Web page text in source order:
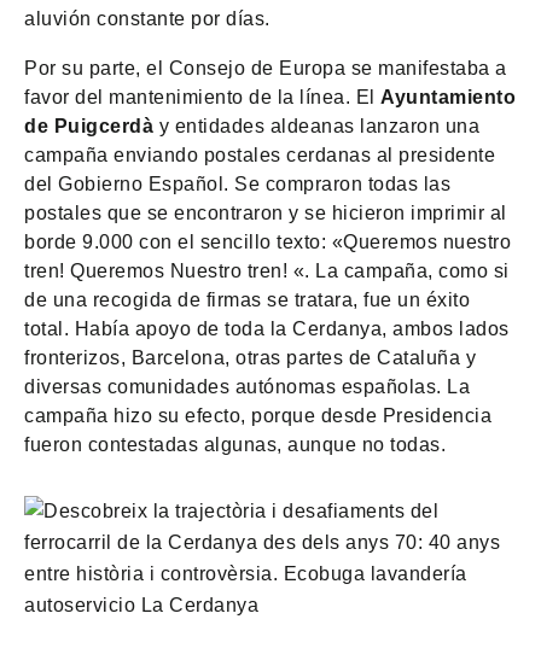
aluvión constante por días.
Por su parte, el Consejo de Europa se manifestaba a
favor del mantenimiento de la línea. El Ayuntamiento
de Puigcerdà y entidades aldeanas lanzaron una
campaña enviando postales cerdanas al presidente
del Gobierno Español. Se compraron todas las
postales que se encontraron y se hicieron imprimir al
borde 9.000 con el sencillo texto: «Queremos nuestro
tren! Queremos Nuestro tren! «. La campaña, como si
de una recogida de firmas se tratara, fue un éxito
total. Había apoyo de toda la Cerdanya, ambos lados
fronterizos, Barcelona, otras partes de Cataluña y
diversas comunidades autónomas españolas. La
campaña hizo su efecto, porque desde Presidencia
fueron contestadas algunas, aunque no todas.